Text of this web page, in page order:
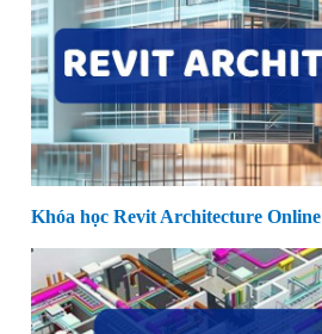
Khóa học Revit Architecture Online